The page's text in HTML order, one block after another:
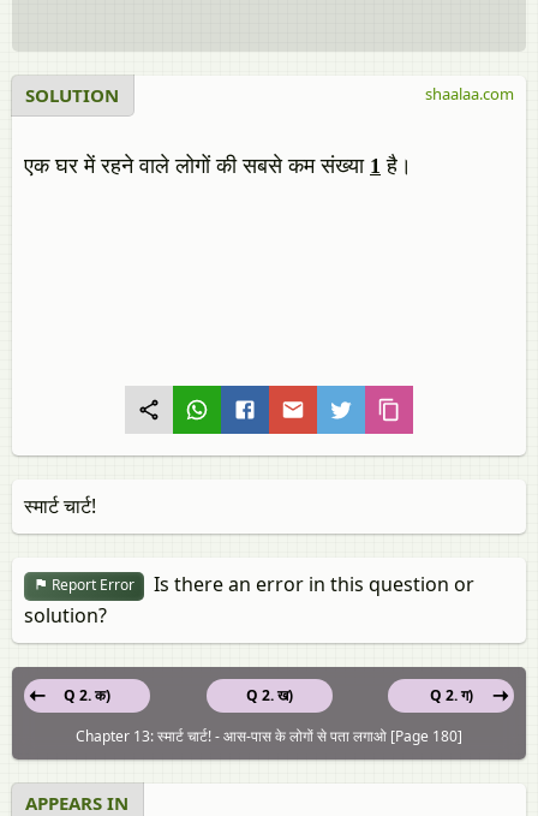
SOLUTION
एक घर में रहने वाले लोगों की सबसे कम संख्या 1 है।
shaalaa.com
स्मार्ट चार्ट!
Report Error
Is there an error in this question or
solution?
Q 2. ख)
Q 2. क)
Q 2. ग)
Chapter 13: स्मार्ट चार्ट! - आस-पास के लोगों से पता लगाओ [Page 180]
APPEARS IN